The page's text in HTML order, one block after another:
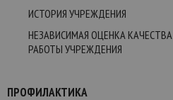
ИСТОРИЯ УЧРЕЖДЕНИЯ
НЕЗАВИСИМАЯ ОЦЕНКА КАЧЕСТВА
РАБОТЫ УЧРЕЖДЕНИЯ
ПРОФИЛАКТИКА